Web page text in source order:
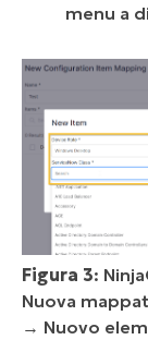
menu a
Figura 3:
Nuova
→ Nuovo